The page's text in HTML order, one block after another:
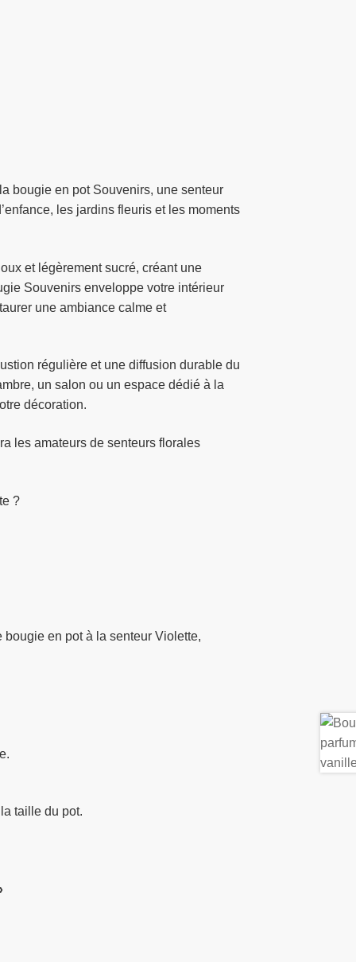
bougie en pot Souvenirs, une senteur
les jardins fleuris et les moments
et légèrement sucré, créant une
Souvenirs enveloppe votre intérieur
une ambiance calme et
régulière et une diffusion durable du
un salon ou un espace dédié à la
décoration.
les amateurs de senteurs florales
?
en pot à la senteur Violette,
taille du pot.